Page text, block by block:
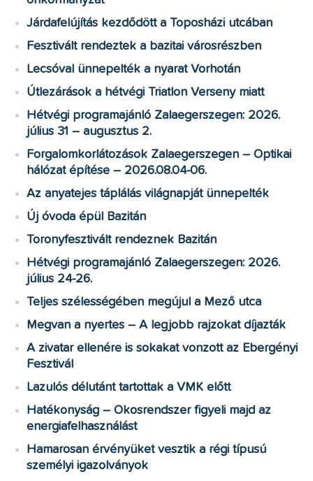
Járdafelújítás kezdődött a Toposházi utcában
Fesztivált rendeztek a bazitai városrészben
Lecsóval ünnepelték a nyarat Vorhotán
Útlezárások a hétvégi Triatlon Verseny miatt
Hétvégi programajánló Zalaegerszegen: 2026.
július 31 – augusztus 2.
Forgalomkorlátozások Zalaegerszegen – Optikai
hálózat építése – 2026.08.04-06.
Az anyatejes táplálás világnapját ünnepelték
Új óvoda épül Bazitán
Toronyfesztivált rendeznek Bazitán
Hétvégi programajánló Zalaegerszegen: 2026.
július 24-26.
Teljes szélességében megújul a Mező utca
Megvan a nyertes – A legjobb rajzokat díjazták
A zivatar ellenére is sokakat vonzott az Ebergényi
Fesztivál
Lazulós délutánt tartottak a VMK előtt
Hatékonyság – Okosrendszer figyeli majd az
energiafelhasználást
Hamarosan érvényüket vesztik a régi típusú
személyi igazolványok